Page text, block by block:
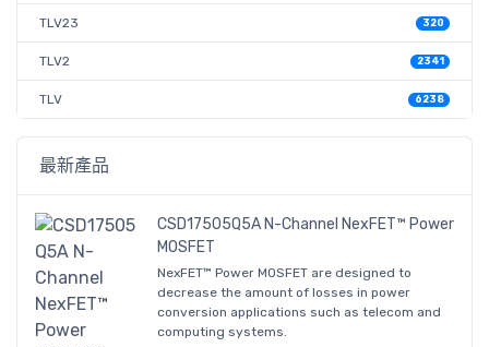
TLV23 320
TLV2 2341
TLV 6238
最新產品
CSD17505Q5A N-Channel NexFET™ Power
MOSFET
NexFET™ Power MOSFET are designed to
decrease the amount of losses in power
conversion applications such as telecom and
computing systems.